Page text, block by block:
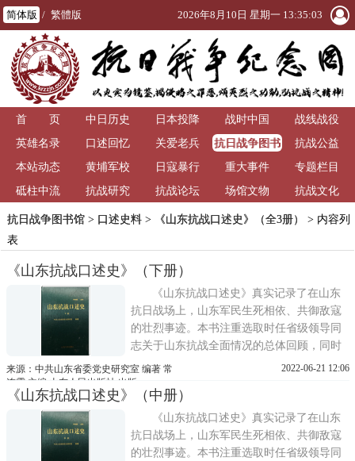
简体版 / 繁體版 2026年8月10日 星期一 13:35:03
首 页 中日历史 日本投降 战时中国
战线战役
英雄名录
口述回忆 关爱老兵
抗日战争图书
馆
抗战公益
本站动态
黄埔军校 日寇暴行 重大事件
专题栏目
砥柱中流
抗战研究 抗战论坛 场馆文物 抗战文化
抗日战争图书馆> 口述史料> 《山东抗战口述史》（全3册）
> 内容列
表
《山东抗战口述史》（下册）
《山东抗战口述史》真实记录了在山东
抗日战场上，山东军民生死相依、共御敌寇
的壮烈事迹。本书注重选取时任省级领导同
志关于山东抗战全面情况的总体回顾，同时
更注意按照党的建设、武装斗争、根据地建
设、统一战线等方面分门别类，均衡取材，
使各方面都有所体现。《山东抗战口述史》
一书真实再现了抗战老战士、老同志在抗日
战争中，以顽强不屈的抗
来源：中共山东省委党史研究室 编著 常
连霆 主编 山东人民出版社 出版
2022-06-21 12:06
《山东抗战口述史》（中册）
《山东抗战口述史》真实记录了在山东
抗日战场上，山东军民生死相依、共御敌寇
的壮烈事迹。本书注重选取时任省级领导同